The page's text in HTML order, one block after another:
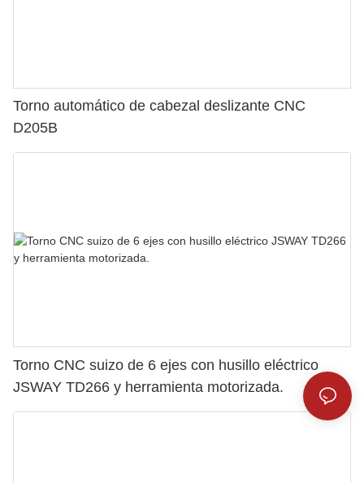
Torno automático de cabezal deslizante CNC
D205B
Torno CNC suizo de 6 ejes con husillo eléctrico
JSWAY TD266 y herramienta motorizada.